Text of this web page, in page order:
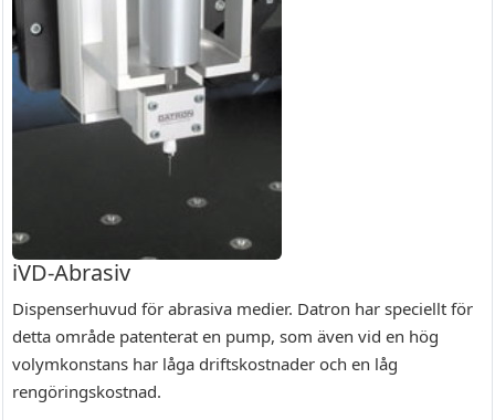
iVD-Abrasiv
Dispenserhuvud för abrasiva medier. Datron har speciellt för
detta område patenterat en pump, som även vid en hög
volymkonstans har låga driftskostnader och en låg
rengöringskostnad.